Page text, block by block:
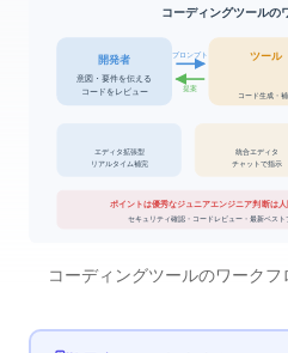
AIコーディングツール
開発者
意図・要件を伝える
コードをレビュー
プロンプト AIツール
コード生成・
提案
エディタ拡張型
リアルタイム補完
AI統合エディタ
チャットで指示
ポイント: AIは優秀なジュニアエンジニア — 判断は
セキュリティ確認 ・ コードレビュー ・ 最新ベス
AIコーディングツールのワーク